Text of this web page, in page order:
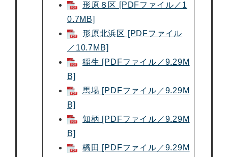
形原８区 [PDFファイル／1
0.7MB]
形原北浜区 [PDFファイル
／10.7MB]
稲生 [PDFファイル／9.29M
B]
馬場 [PDFファイル／9.29M
B]
知柄 [PDFファイル／9.29M
B]
橋田 [PDFファイル／9.29M